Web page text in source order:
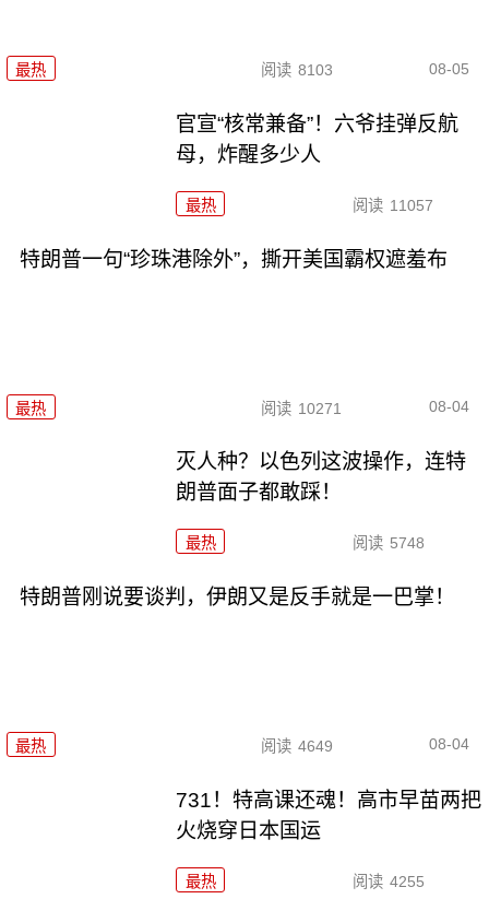
最热 阅读 8103 08-05
官宣“核常兼备”！六爷挂弹反航
母，炸醒多少人
最热 阅读 11057
特朗普一句“珍珠港除外”，撕开美国霸权遮羞布
最热 阅读 10271 08-04
灭人种？以色列这波操作，连特
朗普面子都敢踩！
最热 阅读 5748
特朗普刚说要谈判，伊朗又是反手就是一巴掌！
最热 阅读 4649 08-04
731！特高课还魂！高市早苗两把
火烧穿日本国运
最热 阅读 4255